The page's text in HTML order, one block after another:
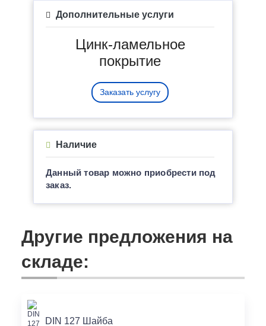
Дополнительные услуги
Цинк-ламельное
покрытие
Заказать услугу
Наличие
Данный товар можно приобрести под
заказ.
Другие предложения на
складе:
DIN 127 Шайба